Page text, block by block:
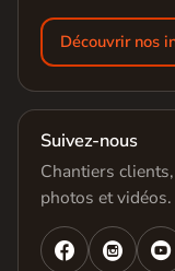
Découvrir nos
Suivez-nous
Chantiers
photos et vidéos.
  